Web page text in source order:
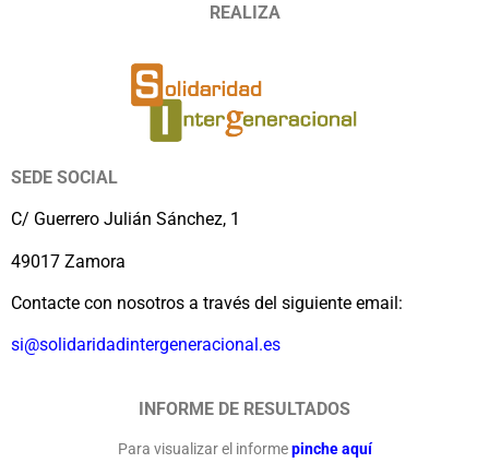
REALIZA
SEDE SOCIAL
C/ Guerrero Julián Sánchez, 1
49017 Zamora
Contacte con nosotros a través del siguiente email:
si@solidaridadintergeneracional.es
INFORME DE RESULTADOS
Para visualizar el informe pinche aquí